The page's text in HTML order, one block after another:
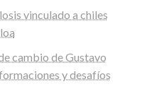
vinculado a chiles
cambio de Gustavo
y desafíos